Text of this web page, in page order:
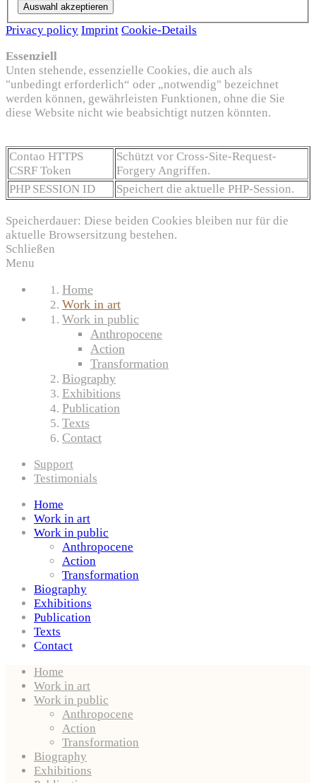
Privacy policy Imprint Cookie-Details
Essenziell
Unten stehende, essenzielle Cookies, die auch als
"unbedingt erforderlich“ oder „notwendig" bezeichnet
werden können, gewährleisten Funktionen, ohne die Sie
diese Website nicht wie beabsichtigt nutzen könnten.
Contao HTTPS
CSRF Token
Schützt vor Cross-Site-Request-
Forgery Angriffen.
PHP SESSION ID
Speichert die aktuelle PHP-Session.
Speicherdauer: Diese beiden Cookies bleiben nur für die
aktuelle Browsersitzung bestehen.
Schließen
Menu
Home
Work in art
Work in public
Anthropocene
Action
Transformation
Biography
Exhibitions
Publication
Texts
Contact
Support
Testimonials
Home
Work in art
Work in public
Anthropocene
Action
Transformation
Biography
Exhibitions
Publication
Texts
Contact
Home
Work in art
Work in public
Anthropocene
Action
Transformation
Biography
Exhibitions